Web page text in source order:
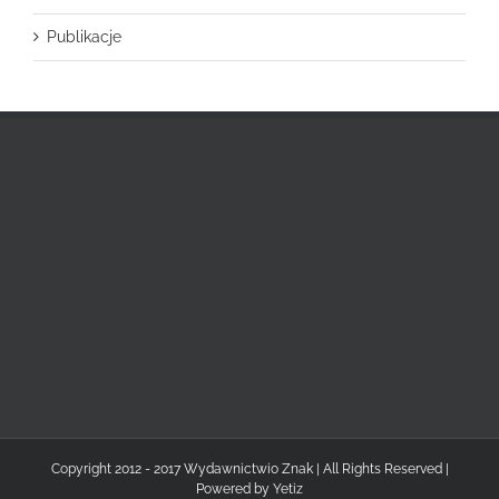
Publikacje
Copyright 2012 - 2017 Wydawnictwio Znak | All Rights Reserved |
Powered by Yetiz